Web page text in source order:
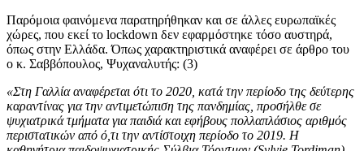
Παρόμοια φαινόμενα παρατηρήθηκαν και σε άλλες ευρωπαϊκές
χώρες, που εκεί το lockdown δεν εφαρμόστηκε τόσο αυστηρά,
όπως στην Ελλάδα. Όπως χαρακτηριστικά αναφέρει σε άρθρο του
ο κ. Σαββόπουλος, Ψυχαναλυτής: (3)
«Στη Γαλλία αναφέρεται ότι το 2020, κατά την περίοδο της δεύτερης
καραντίνας για την αντιμετώπιση της πανδημίας, προσήλθε σε
ψυχιατρικά τμήματα για παιδιά και εφήβους πολλαπλάσιος αριθμός
περιστατικών από ό,τι την αντίστοιχη περίοδο το 2019. Η